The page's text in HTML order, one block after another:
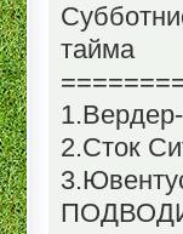
тайма
2.Сток